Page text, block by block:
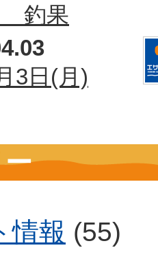
釣果
3日(月)
情報 (55)